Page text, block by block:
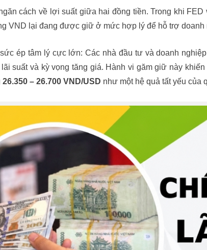
cách về lợi suất giữa hai đồng tiền. Trong khi
VND lại đang được giữ ở mức hợp lý để hỗ trợ doanh
ép tâm lý cực lớn: Các nhà đầu tư và doanh
suất và kỳ vọng tăng giá. Hành vi găm giữ này
26.350 – 26.700 VND/USD như một hệ quả tất yếu của